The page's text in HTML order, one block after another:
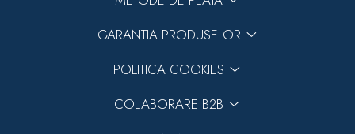
GARANTIA PRODUSELOR
POLITICA COOKIES
COLABORARE B2B